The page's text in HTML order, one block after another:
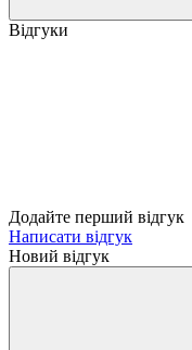
Відгуки
Додайте перший відгук
Написати відгук
Новий відгук